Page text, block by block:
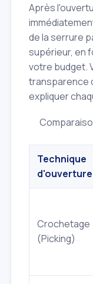
Après
de la serrure
supérieur, en
votre budget.
transparence
expliquer
Technique
d'ouverture
Crochetage
(Picking)